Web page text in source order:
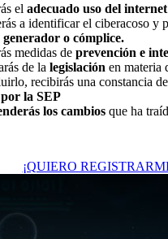
el adecuado uso del internet
a identificar el ciberacoso y
o cómplice.
medidas de prevención e
de la legislación en materia
recibirás una constancia
la SEP
los cambios que ha
¡QUIERO